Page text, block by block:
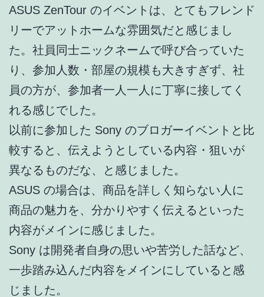
ASUS ZenTour のイベントは、とてもフレンド
リーでアットホームな雰囲気だと感じまし
た。社員同士ニックネームで呼び合っていた
り、参加人数・部屋の規模も大きすぎず、社
員の方が、参加者一人一人に丁寧に接してく
れる感じでした。
以前に参加した Sony のブロガーイベントと比
較すると、伝えようとしている内容・狙いが
異なるものだな、と感じました。
ASUS の場合は、商品を詳しく知らない人に
商品の魅力を、分かりやすく伝えるといった
内容がメインに感じました。
Sony は開発者自身の思いや苦労した話など、
一歩踏み込んだ内容をメインにしていると感
じました。